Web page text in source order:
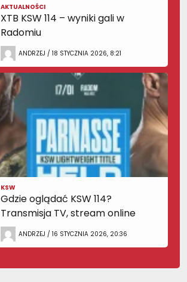
AKTUALNOŚCI
XTB KSW 114 – wyniki gali w
Radomiu
ANDRZEJ / 18 STYCZNIA 2026, 8:21
KSW
Gdzie oglądać KSW 114?
Transmisja TV, stream online
ANDRZEJ / 16 STYCZNIA 2026, 20:36